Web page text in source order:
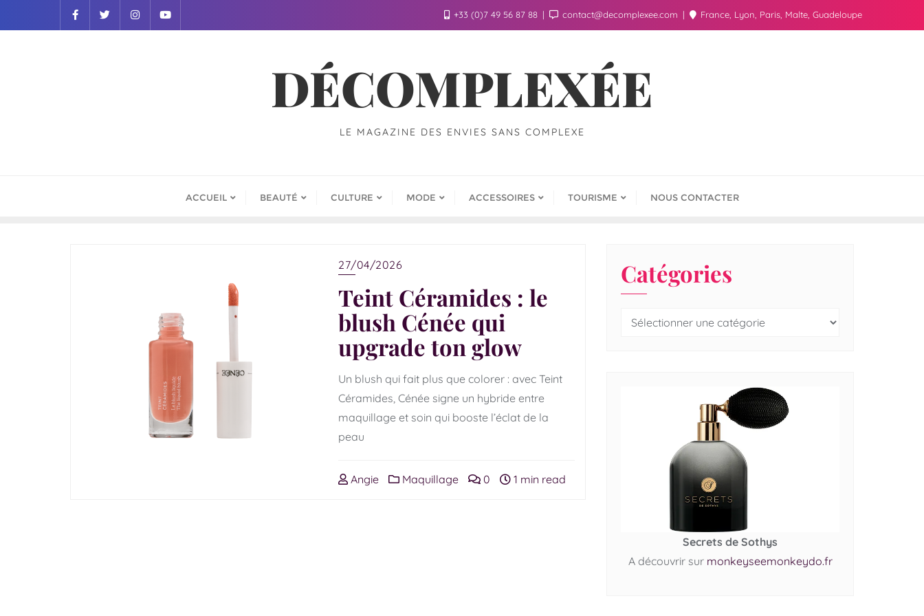
+33 (0)7 49 56 87 88 contact@decomplexee.com France, Lyon, Paris, Malte, Guadeloupe
DÉCOMPLEXÉE
LE MAGAZINE DES ENVIES SANS COMPLEXE
ACCUEIL BEAUTÉ CULTURE MODE ACCESSOIRES TOURISME NOUS CONTACTER
27/04/2026
Teint Céramides : le
blush Cénée qui
upgrade ton glow
Un blush qui fait plus que colorer : avec Teint
Céramides, Cénée signe un hybride entre
maquillage et soin qui booste l’éclat de la
peau
Angie Maquillage 0 1 min read
Catégories
Secrets de Sothys
A découvrir sur monkeyseemonkeydo.fr